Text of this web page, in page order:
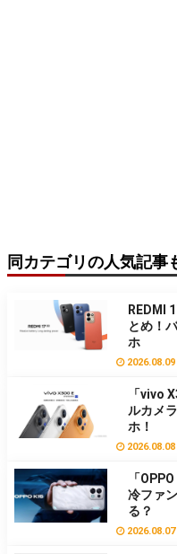
同カテゴリの人気記事
REDMI
とめ！
ホ
2026.08.09
「vivo
ルカメ
ホ！
2026.08.08
「
冷ファ
る？
2026.08.07